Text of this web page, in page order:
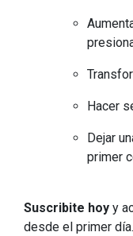
Hacer
Dejar
primer
Suscribite hoy y
desde el primer